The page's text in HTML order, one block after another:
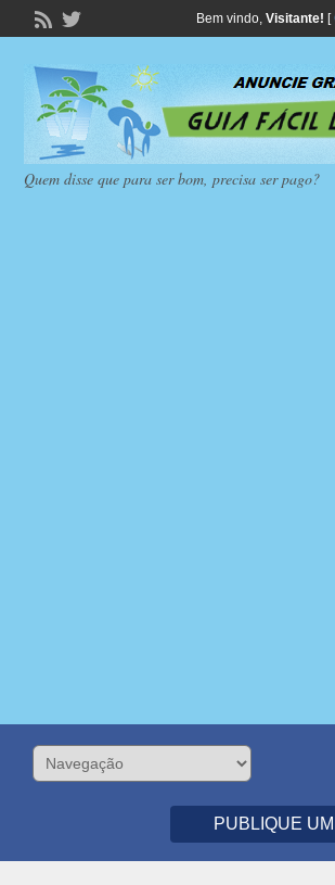
Bem vindo, Visitante! [
Quem disse que para ser bom, precisa ser pago?
PUBLIQUE